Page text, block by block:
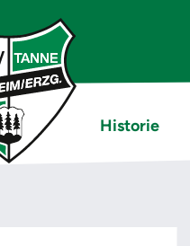
Historie